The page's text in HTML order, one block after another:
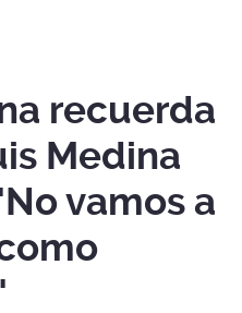
recuerda
Medina
vamos a